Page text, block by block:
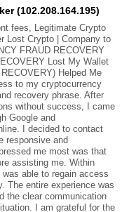
(102.208.164.195)
fees, Legitimate Crypto
Lost Crypto | Company to
FRAUD RECOVERY
Lost My Wallet
Helped Me
to my cryptocurrency
recovery phrase. After
without success, I came
Google and
I decided to contact
responsive and
me most was that
assisting me. Within
able to regain access
The entire experience was
the clear communication
I am grateful for the